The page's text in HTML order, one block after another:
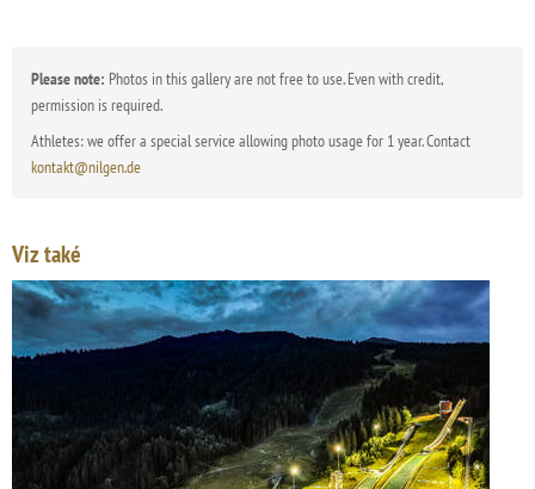
Please note: Photos in this gallery are not free to use. Even with credit,
permission is required.
Athletes: we offer a special service allowing photo usage for 1 year. Contact
kontakt@nilgen.de
Viz také